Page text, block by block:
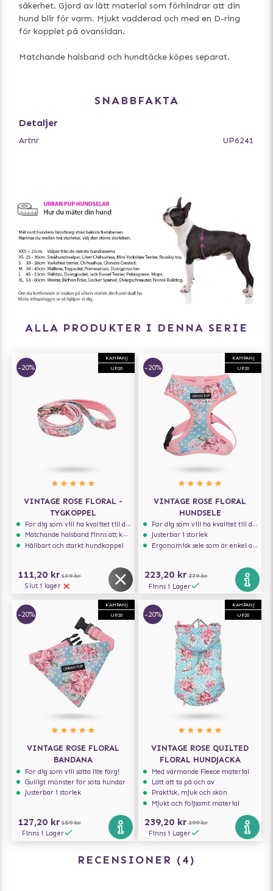
säkerhet. Gjord av lätt material som förhindrar att din
hund blir för varm. Mjukt vadderad och med en D-ring
för kopplet på ovansidan.
Matchande halsband och hundtäcke köpes separat.
SNABBFAKTA
Detaljer
Artnr UP6241
ALLA PRODUKTER I DENNA SERIE
KAMPANJ
UP20
-20%
VINTAGE ROSE FLORAL -
TYGKOPPEL
För dig som vill ha kvalitet till din hund!
Matchande halsband finns att köpa till
Hållbart och starkt hundkoppel
111,20 kr 139 kr
Slut i lager
KAMPANJ
UP20
-20%
VINTAGE ROSE FLORAL
HUNDSELE
För dig som vill ha kvalitet till din hund!
Justerbar i storlek
Ergonomisk sele som är enkel att ta på och av
223,20 kr 279 kr
Finns i Lager
KAMPANJ
UP20
-20%
VINTAGE ROSE FLORAL
BANDANA
För dig som vill sätta lite färg!
Gulligt mönster för söta hundar
Justerbar i storlek
127,20 kr 159 kr
Finns i Lager
KAMPANJ
UP20
-20%
VINTAGE ROSE QUILTED
FLORAL HUNDJACKA
Med värmande Fleece material
Lätt att ta på och av
Praktisk, mjuk och skön
Mjukt och följsamt material
239,20 kr 299 kr
Finns i Lager
RECENSIONER 4